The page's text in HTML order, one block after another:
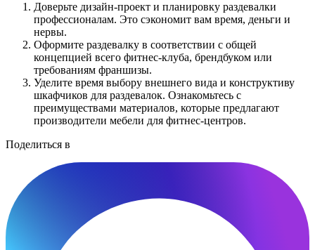
Доверьте дизайн-проект и планировку раздевалки
профессионалам. Это сэкономит вам время, деньги и
нервы.
Оформите раздевалку в соответствии с общей
концепцией всего фитнес-клуба, брендбуком или
требованиям франшизы.
Уделите время выбору внешнего вида и конструктиву
шкафчиков для раздевалок. Ознакомьтесь с
преимуществами материалов, которые предлагают
производители мебели для фитнес-центров.
Поделиться в